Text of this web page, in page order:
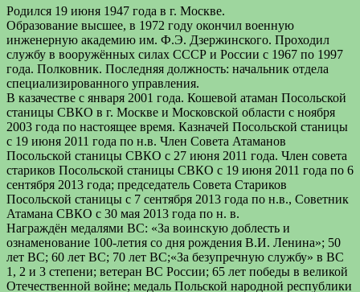
Родился 19 июня 1947 года в г. Москве.
Образование высшее, в 1972 году окончил военную
инженерную академию им. Ф.Э. Дзержинского. Проходил
службу в вооружённых силах СССР и России с 1967 по 1997
года. Полковник. Последняя должность: начальник отдела
специализированного управления.
В казачестве с января 2001 года. Кошевой атаман Посольской
станицы СВКО в г. Москве и Московской области с ноября
2003 года по настоящее время. Казначей Посольской станицы
с 19 июня 2011 года по н.в. Член Совета Атаманов
Посольской станицы СВКО с 27 июня 2011 года. Член совета
стариков Посольской станицы СВКО с 19 июня 2011 года по 6
сентября 2013 года; председатель Совета Стариков
Посольской станицы с 7 сентября 2013 года по н.в., Советник
Атамана СВКО с 30 мая 2013 года по н. в.
Награждён медалями ВС: «За воинскую доблесть и
ознаменование 100-летия со дня рождения В.И. Ленина»; 50
лет ВС; 60 лет ВС; 70 лет ВС;«За безупречную службу» в ВС
1, 2 и 3 степени; ветеран ВС России; 65 лет победы в великой
Отечественной войне; медаль Польской народной республики